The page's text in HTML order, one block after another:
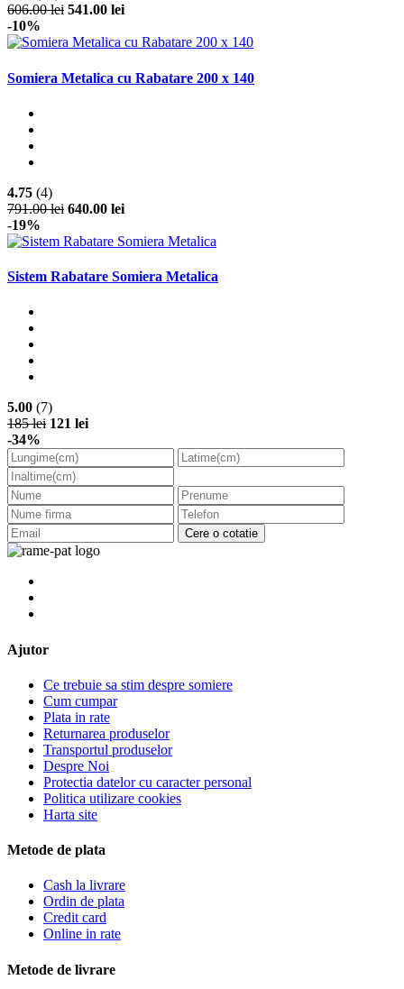
606.00 lei 541.00 lei
-10%
Somiera Metalica cu Rabatare 200 x 140
4.75 (4)
791.00 lei 640.00 lei
-19%
Sistem Rabatare Somiera Metalica
5.00 (7)
185 lei 121 lei
-34%
Cere o cotatie
Ajutor
Ce trebuie sa stim despre somiere
Cum cumpar
Plata in rate
Returnarea produselor
Transportul produselor
Despre Noi
Protectia datelor cu caracter personal
Politica utilizare cookies
Harta site
Metode de plata
Cash la livrare
Ordin de plata
Credit card
Online in rate
Metode de livrare